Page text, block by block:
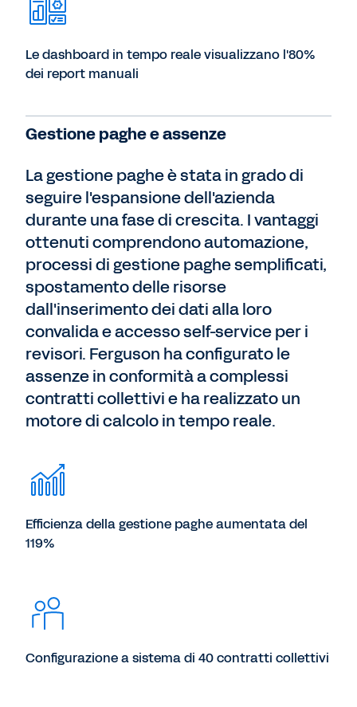
Le dashboard in tempo reale visualizzano l'80%
dei report manuali
Gestione paghe e assenze
La gestione paghe è stata in grado di
seguire l'espansione dell'azienda
durante una fase di crescita. I vantaggi
ottenuti comprendono automazione,
processi di gestione paghe semplificati,
spostamento delle risorse
dall'inserimento dei dati alla loro
convalida e accesso self-service per i
revisori. Ferguson ha configurato le
assenze in conformità a complessi
contratti collettivi e ha realizzato un
motore di calcolo in tempo reale.
Efficienza della gestione paghe aumentata del
119%
Configurazione a sistema di 40 contratti collettivi